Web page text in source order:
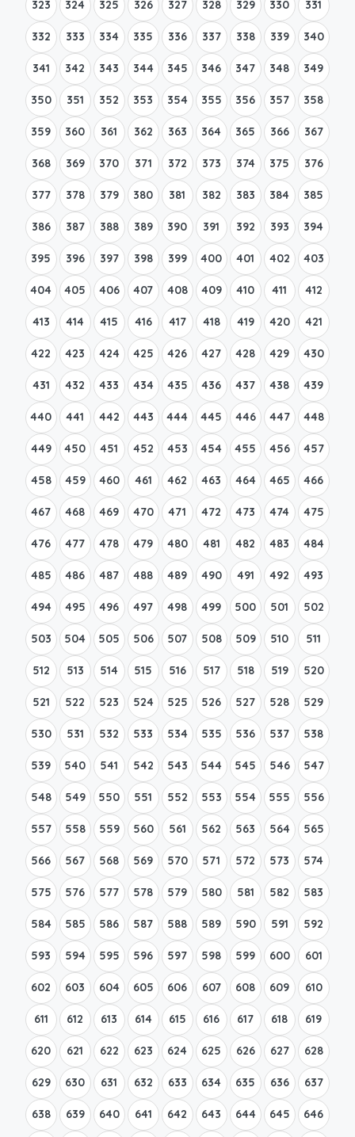
323 324 325 326 327 328 329 330 331
332 333 334 335 336 337 338 339 340
341 342 343 344 345 346 347 348 349
350 351 352 353 354 355 356 357 358
359 360 361 362 363 364 365 366 367
368 369 370 371 372 373 374 375 376
377 378 379 380 381 382 383 384 385
386 387 388 389 390 391 392 393 394
395 396 397 398 399 400 401 402 403
404 405 406 407 408 409 410 411 412
413 414 415 416 417 418 419 420 421
422 423 424 425 426 427 428 429 430
431 432 433 434 435 436 437 438 439
440 441 442 443 444 445 446 447 448
449 450 451 452 453 454 455 456 457
458 459 460 461 462 463 464 465 466
467 468 469 470 471 472 473 474 475
476 477 478 479 480 481 482 483 484
485 486 487 488 489 490 491 492 493
494 495 496 497 498 499 500 501 502
503 504 505 506 507 508 509 510 511
512 513 514 515 516 517 518 519 520
521 522 523 524 525 526 527 528 529
530 531 532 533 534 535 536 537 538
539 540 541 542 543 544 545 546 547
548 549 550 551 552 553 554 555 556
557 558 559 560 561 562 563 564 565
566 567 568 569 570 571 572 573 574
575 576 577 578 579 580 581 582 583
584 585 586 587 588 589 590 591 592
593 594 595 596 597 598 599 600 601
602 603 604 605 606 607 608 609 610
611 612 613 614 615 616 617 618 619
620 621 622 623 624 625 626 627 628
629 630 631 632 633 634 635 636 637
638 639 640 641 642 643 644 645 646